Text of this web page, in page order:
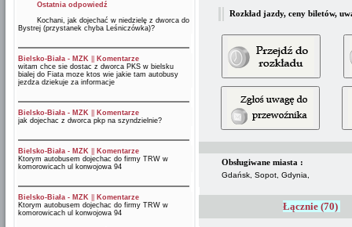
Ostatnia odpowiedź
Kochani, jak dojechać w niedzielę z dworca do
Bystrej (przystanek chyba Leśniczówka)?
Bielsko-Biała - MZK
Komentarze
witam chce sie dostac z dworca PKS w bielsku
bialej do Fiata moze ktos wie jakie tam autobusy
jezdza dziekuje za informacje
Bielsko-Biała - MZK
Komentarze
jak dojechac z dworca pkp na szyndzielnie?
Bielsko-Biała - MZK
Komentarze
Ktorym autobusem dojechac do firmy TRW w
komorowicach ul konwojowa 94
Bielsko-Biała - MZK
Komentarze
Ktorym autobusem dojechac do firmy TRW w
komorowicach ul konwojowa 94
Rozkład jazdy, ceny biletów,
Obsługiwane miasta :
Gdańsk, Sopot, Gdynia,
Łącznie (70)